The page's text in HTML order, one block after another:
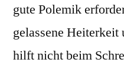
gute Polemik
gelassene
hilft nicht beim